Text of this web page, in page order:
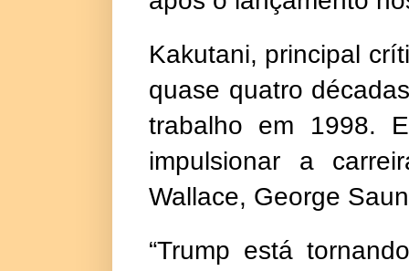
Kakutani, principal
quase quatro
trabalho em 1998.
impulsionar a
Wallace, George
“Trump está